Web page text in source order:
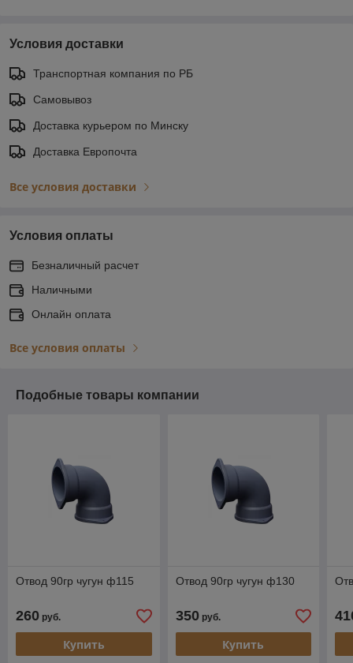
Условия доставки
Транспортная компания по РБ
Самовывоз
Доставка курьером по Минску
Доставка Европочта
Все условия доставки
Условия оплаты
Безналичный расчет
Наличными
Онлайн оплата
Все условия оплаты
Подобные товары компании
Отвод 90гр чугун ф115
260 руб.
Купить
Отвод 90гр чугун ф130
350руб.
Купить